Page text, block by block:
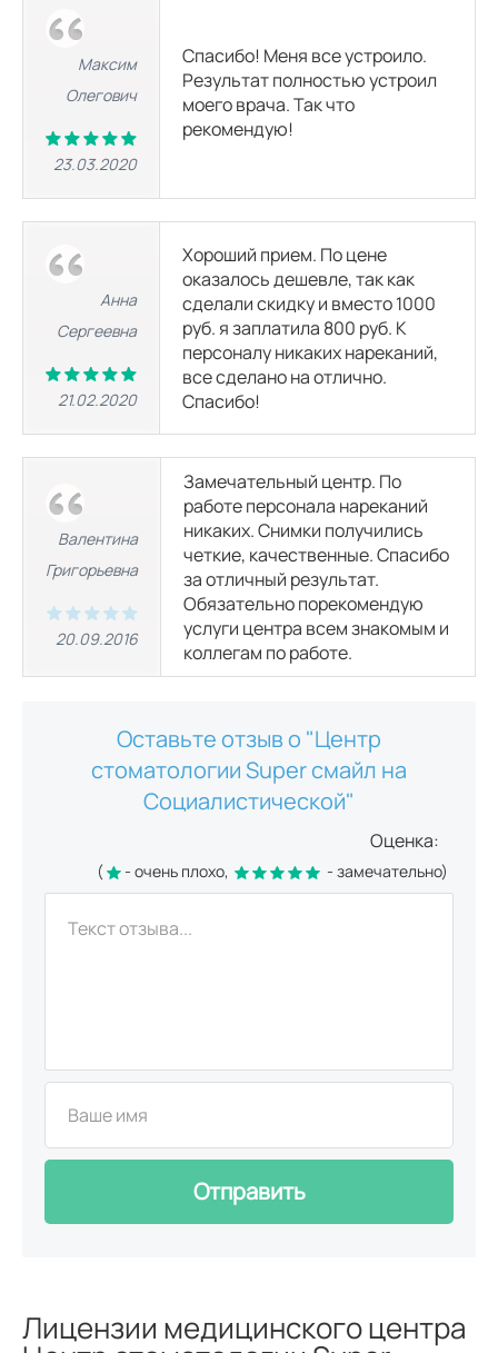
Максим
Олегович
23.03.2020
Спасибо! Меня все устроило.
Результат полностью устроил
моего врача. Так что
рекомендую!
Анна
Сергеевна
21.02.2020
Хороший прием. По цене
оказалось дешевле, так как
сделали скидку и вместо 1000
руб. я заплатила 800 руб. К
персоналу никаких нареканий,
все сделано на отлично.
Спасибо!
Валентина
Григорьевна
20.09.2016
Замечательный центр. По
работе персонала нареканий
никаких. Снимки получились
четкие, качественные. Спасибо
за отличный результат.
Обязательно порекомендую
услуги центра всем знакомым и
коллегам по работе.
Оставьте отзыв о "Центр
стоматологии Super смайл на
Социалистической"
Оценка:
( - очень плохо, - замечательно)
Отправить
Лицензии медицинского центра